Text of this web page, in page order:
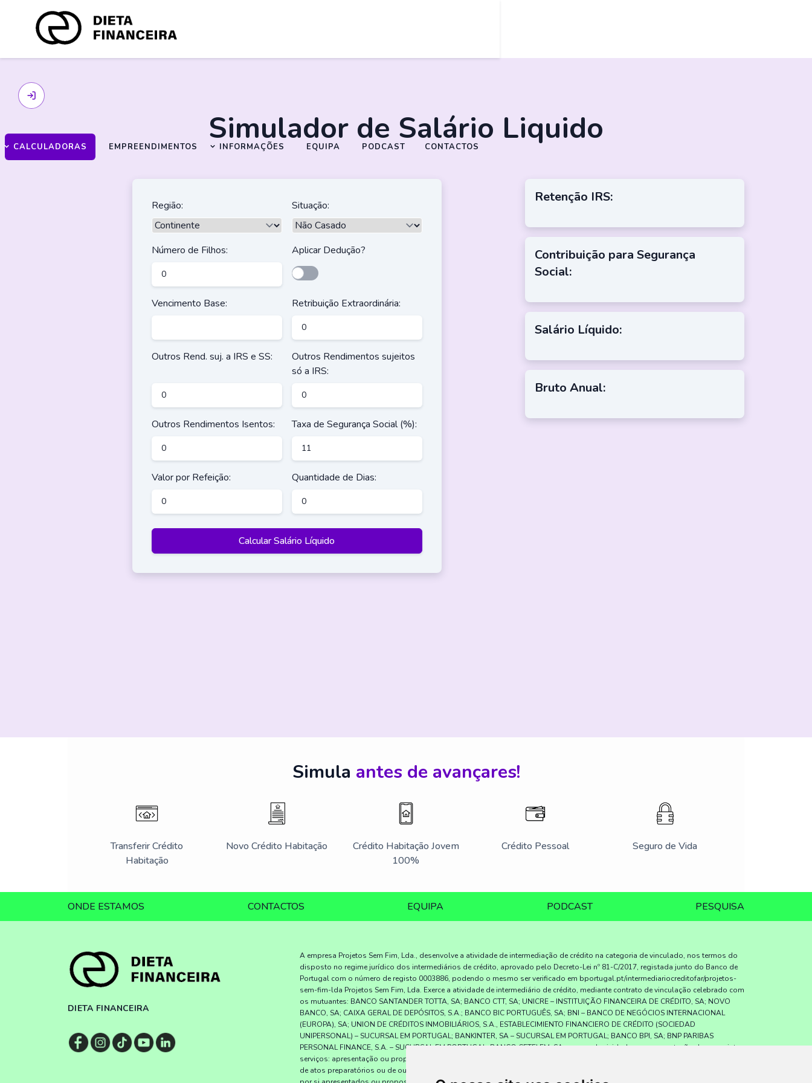
CALCULADORAS EMPREENDIMENTOS INFORMAÇÕES EQUIPA PODCAST CONTACTOS
Simulador de Salário Liquido
Região: Situação:
Número de Filhos: Aplicar Dedução?
Vencimento Base: Retribuição Extraordinária:
Outros Rend. suj. a IRS e SS:
Outros Rendimentos sujeitos
só a IRS:
Outros Rendimentos Isentos: Taxa de Segurança Social (%):
Valor por Refeição: Quantidade de Dias:
Calcular Salário Líquido
Retenção IRS:
Contribuição para Segurança
Social:
Salário Líquido:
Bruto Anual:
Simula antes de avançares!
Transferir Crédito
Habitação
Novo Crédito Habitação
Crédito Habitação Jovem
100%
Crédito Pessoal Seguro de Vida
ONDE ESTAMOS CONTACTOS EQUIPA PODCAST PESQUISA
DIETA FINANCEIRA
A empresa Projetos Sem Fim, Lda., desenvolve a atividade de intermediação de crédito na categoria de vinculado, nos termos do
disposto no regime jurídico dos intermediários de crédito, aprovado pelo Decreto-Lei nº 81-C/2017, registada junto do Banco de
Portugal com o número de registo 0003886, podendo o mesmo ser verificado em bportugal.pt/intermediariocreditofar/projetos-
sem-fim-lda Projetos Sem Fim, Lda. Exerce a atividade de intermediário de crédito, mediante contrato de vinculação celebrado com
os mutuantes: BANCO SANTANDER TOTTA, SA; BANCO CTT, SA; UNICRE – INSTITUIÇÃO FINANCEIRA DE CRÉDITO, SA; NOVO
BANCO, SA; CAIXA GERAL DE DEPÓSITOS, S.A.; BANCO BIC PORTUGUÊS, SA; BNI – BANCO DE NEGÓCIOS INTERNACIONAL
(EUROPA), SA; UNION DE CRÉDITOS INMOBILIÁRIOS, S.A., ESTABLECIMIENTO FINANCIERO DE CRÉDITO (SOCIEDAD
UNIPERSONAL) – SUCURSAL EM PORTUGAL; BANKINTER, SA – SUCURSAL EM PORTUGAL; BANCO BPI, SA; BNP PARIBAS
PERSONAL FINANCE, S.A. – SUCURSAL EM PORTUGAL; BANCO CETELEM, SA., sem exclusividade, para a prestação dos seguintes
serviços: apresentação ou proposta de contratos de crédito a consumidores; assistência a consumidores, mediante a realização
de atos preparatórios ou de outros; trabalhos de gestão pré-contratual relativamente a contratos de crédito que não tenham sido